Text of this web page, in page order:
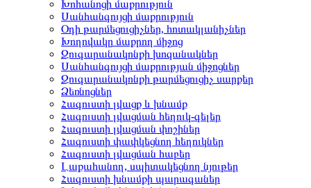
Խոհանոցի մաքրություն
Սանհանգույցի մաքրություն
Օդի թարմեցուցիչներ, հոտակլանիչներ
Խողովակը մաքրող միջոց
Զուգարանակոնքի խոզանակներ
Սանհանգույցի մաքրության միջոցներ
Զուգարանակոնքի թարմեցուցիչ սարքեր
Ձեռնոցներ
Հագուստի լվացք և խնամք
Հագուստի լվացման հեղուկ-գելեր
Հագուստի լվացման փոշիներ
Հագուստի փափկեցնող հեղուկներ
Հագուստի լվացման հաբեր
Լաքահանող, սպիտակեցնող նյութեր
Հագուստի խնամքի պարագաներ